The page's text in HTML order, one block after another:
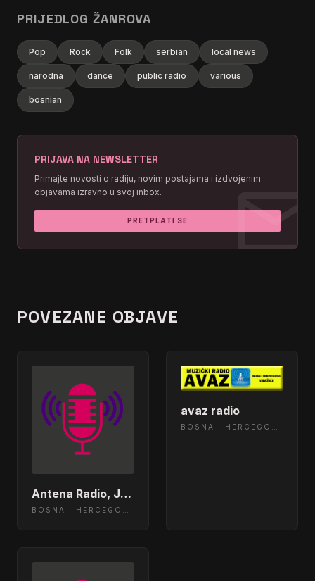
PRIJEDLOG ŽANROVA
Pop Rock Folk serbian local news
narodna dance public radio various
bosnian
PRIJAVA NA NEWSLETTER
Primajte novosti o radiju, novim postajama i izdvojenim
objavama izravno u svoj inbox.
PRETPLATI SE
POVEZANE OBJAVE
Antena Radio, Jelah Tešanj
avaz radio